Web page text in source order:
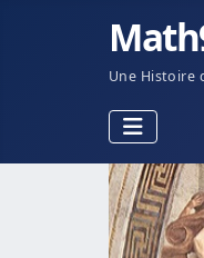
Une Histoire